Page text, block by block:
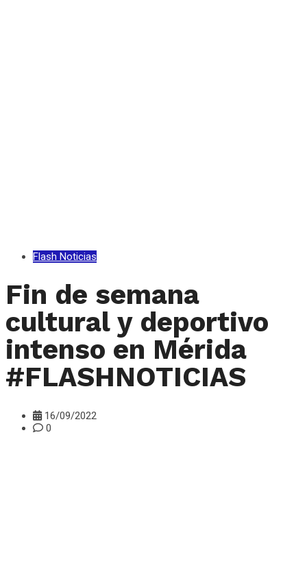
Flash Noticias
Fin de semana
cultural y deportivo
intenso en Mérida
#FLASHNOTICIAS
16/09/2022
0